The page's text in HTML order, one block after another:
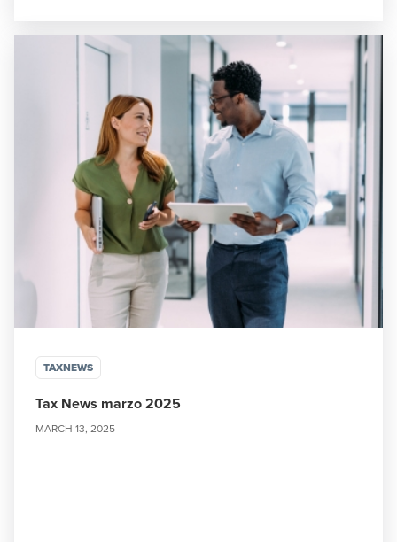
TAXNEWS
Tax News marzo 2025
MARCH 13, 2025